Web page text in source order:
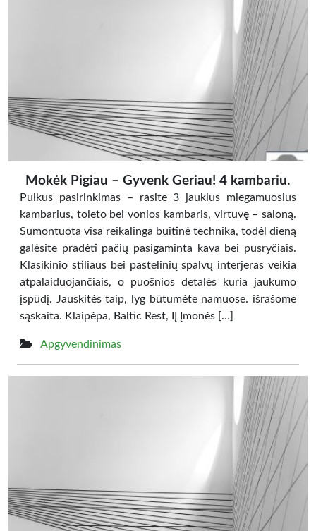
Mokėk Pigiau – Gyvenk Geriau! 4 kambariu.
Puikus pasirinkimas – rasite 3 jaukius miegamuosius
kambarius, toleto bei vonios kambaris, virtuvę – saloną.
Sumontuota visa reikalinga buitinė technika, todėl dieną
galėsite pradėti pačių pasigaminta kava bei pusryčiais.
Klasikinio stiliaus bei pastelinių spalvų interjeras veikia
atpalaiduojančiais, o puošnios detalės kuria jaukumo
įspūdį. Jauskitės taip, lyg būtumėte namuose. išrašome
sąskaita. Klaipėpa, Baltic Rest, IĮ Įmonės […]
Apgyvendinimas